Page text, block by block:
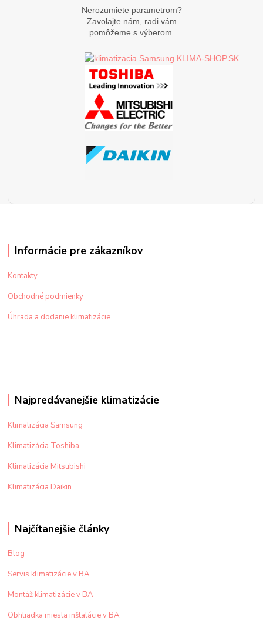
Nerozumiete parametrom?
Zavolajte nám, radi vám
pomôžeme s výberom.
Informácie pre zákazníkov
Kontakty
Obchodné podmienky
Úhrada a dodanie klimatizácie
Najpredávanejšie klimatizácie
Klimatizácia Samsung
Klimatizácia Toshiba
Klimatizácia Mitsubishi
Klimatizácia Daikin
Najčítanejšie články
Blog
Servis klimatizácie v BA
Montáž klimatizácie v BA
Obhliadka miesta inštalácie v BA